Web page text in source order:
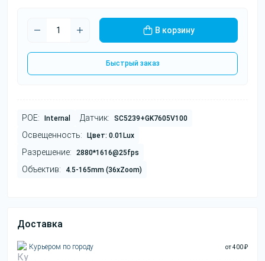
В корзину
Быстрый заказ
POE: Internal Датчик: SC5239+GK7605V100
Освещенность: Цвет: 0.01Lux
Разрешение: 2880*1616@25fps
Объектив: 4.5-165mm (36xZoom)
Доставка
Курьером по городу от 400 ₽